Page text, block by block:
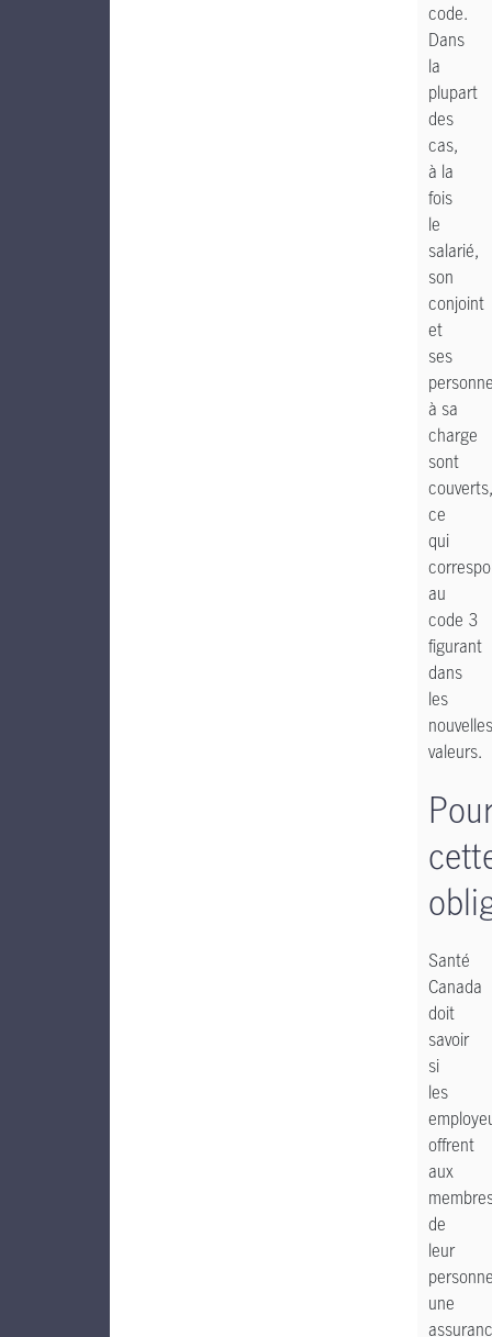
code.
Dans
la
plupart
des
cas,
à la
fois
le
salarié,
son
conjoint
et
ses
à sa
charge
sont
couverts,
ce
qui
au
code 3
figurant
dans
les
nouvelles
valeurs.
Santé
Canada
doit
savoir
si
les
offrent
aux
de
leur
une